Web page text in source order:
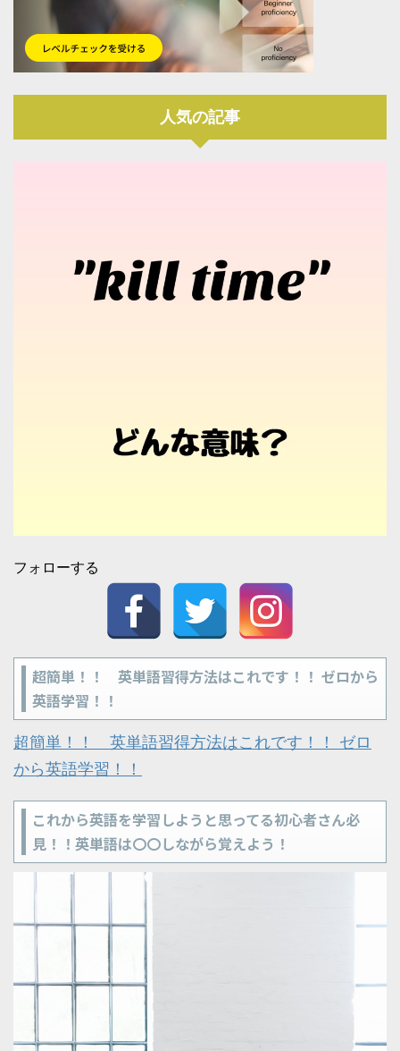
人気の記事
フォローする
超簡単！！ 英単語習得方法はこれです！！ ゼロから
英語学習！！
超簡単！！ 英単語習得方法はこれです！！ ゼロ
から英語学習！！
これから英語を学習しようと思ってる初心者さん必
見！！英単語は〇〇しながら覚えよう！